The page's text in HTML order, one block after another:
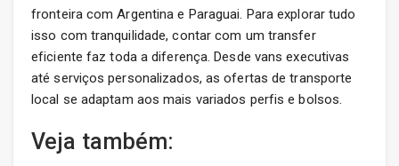
fronteira com Argentina e Paraguai. Para explorar tudo
isso com tranquilidade, contar com um transfer
eficiente faz toda a diferença. Desde vans executivas
até serviços personalizados, as ofertas de transporte
local se adaptam aos mais variados perfis e bolsos.
Veja também: